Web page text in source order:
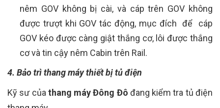
nêm GOV không bị cài, và cáp trên GOV không
được trượt khi GOV tác động, mục đích để cáp
GOV kéo được càng giật thắng cơ, lôi được thắng
cơ và tin cậy nêm Cabin trên Rail.
4. Bảo trì thang máy thiết bị tủ điện
Kỹ sư củathang máy Đông Đô đang kiểm tra tủ điện